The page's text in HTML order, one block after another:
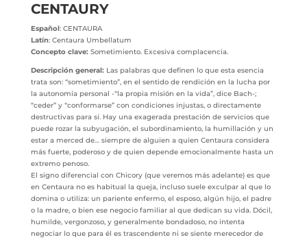
CENTAURY
Español: CENTAURA
Latín: Centaura Umbellatum
Concepto clave:Sometimiento. Excesiva complacencia.
Descripción general:Las palabras que definen lo que esta esencia
trata son: “sometimiento”, en el sentido de rendición en la lucha por
la autonomía personal -“la propia misión en la vida”, dice Bach-;
“ceder” y “conformarse” con condiciones injustas, o directamente
destructivas para sí. Hay una exagerada prestación de servicios que
puede rozar la subyugación, el subordinamiento, la humillación y un
estar a merced de… siempre de alguien a quien Centaura considera
más fuerte, poderoso y de quien depende emocionalmente hasta un
extremo penoso.
El signo diferencial con Chicory (que veremos más adelante) es que
en Centaura no es habitual la queja, incluso suele exculpar al que lo
domina o utiliza: un pariente enfermo, el esposo, algún hijo, el padre
o la madre, o bien ese negocio familiar al que dedican su vida. Dócil,
humilde, vergonzoso, y generalmente bondadoso, no intenta
negociar lo que para él es trascendente ni se siente merecedor de